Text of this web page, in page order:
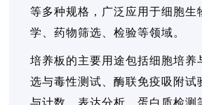
等多种规格，广泛应用于细胞生
学、药物筛选、检验等领域。
培养板的主要用途包括细胞培养
选与毒性测试、酶联免疫吸附试
与计数、表达分析、蛋白质检测